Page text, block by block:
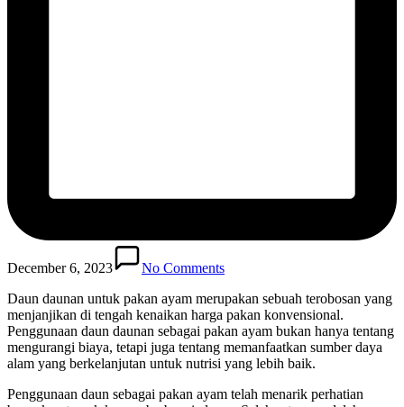
December 6, 2023
No Comments
Daun daunan untuk pakan ayam merupakan sebuah terobosan yang
menjanjikan di tengah kenaikan harga pakan konvensional.
Penggunaan daun daunan sebagai pakan ayam bukan hanya tentang
mengurangi biaya, tetapi juga tentang memanfaatkan sumber daya
alam yang berkelanjutan untuk nutrisi yang lebih baik.
Penggunaan daun sebagai pakan ayam telah menarik perhatian